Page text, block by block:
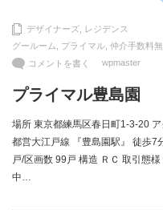
デザイナーズ レジデンス
グールーム
プライマル 仲介手数料
コメントを書く
wpmaster
プライマル豊島園
場所 東京都練馬区春日町1-3-20
都営大江戸線 『豊島園駅』 徒歩7
戸/区画数 99戸 構造 ＲＣ 取引態
中…